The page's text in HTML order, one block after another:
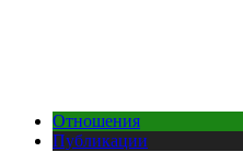
Отношения
Публикации